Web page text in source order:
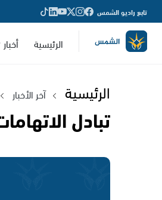
تابع راديو الشمس
الرئيسية أخبار
الرئيسية آخر الأخبار
تبادل